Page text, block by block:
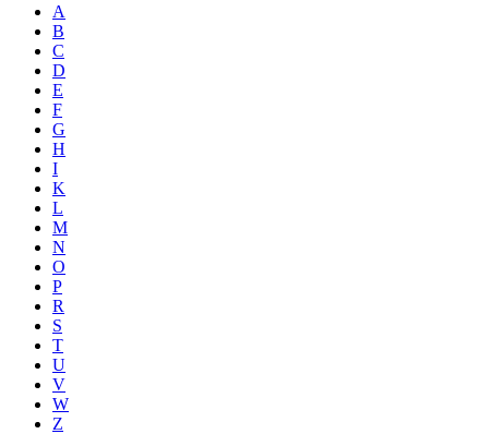
A
B
C
D
E
F
G
H
I
K
L
M
N
O
P
R
S
T
U
V
W
Z